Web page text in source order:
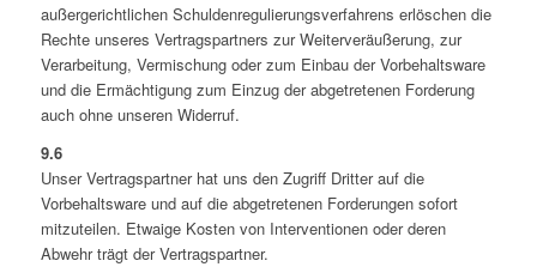
außergerichtlichen Schuldenregulierungsverfahrens erlöschen die
Rechte unseres Vertragspartners zur Weiterveräußerung, zur
Verarbeitung, Vermischung oder zum Einbau der Vorbehaltsware
und die Ermächtigung zum Einzug der abgetretenen Forderung
auch ohne unseren Widerruf.
9.6
Unser Vertragspartner hat uns den Zugriff Dritter auf die
Vorbehaltsware und auf die abgetretenen Forderungen sofort
mitzuteilen. Etwaige Kosten von Interventionen oder deren
Abwehr trägt der Vertragspartner.